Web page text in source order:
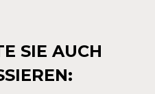
SIE AUCH